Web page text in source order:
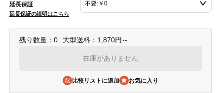
延長保証
延長保証の説明はこちら
残り数量：0 大型送料：1,870円～
在庫がありません
比較リストに追加